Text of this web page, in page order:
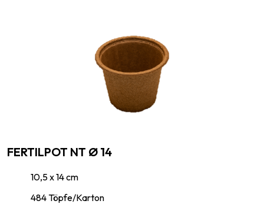
FERTILPOT NT Ø 14
10,5 x 14 cm
484 Töpfe/Karton